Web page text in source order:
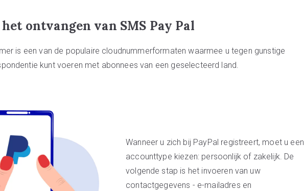
ontvangen van SMS Pay Pal
is een van de populaire cloudnummerformaten waarmee u tegen gunstige
kunt voeren met abonnees van een geselecteerd land.
Wanneer u zich bij PayPal registreert, moet u een
accounttype kiezen: persoonlijk of zakelijk. De
volgende stap is het invoeren van uw
contactgegevens - e-mailadres en